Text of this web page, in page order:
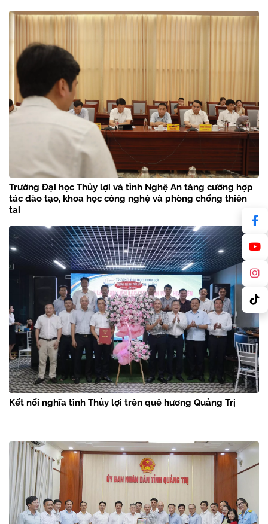
Trường Đại học Thủy lợi và tỉnh Nghệ An tăng cường hợp
tác đào tạo, khoa học công nghệ và phòng chống thiên
tai
Kết nối nghĩa tình Thủy lợi trên quê hương Quảng Trị